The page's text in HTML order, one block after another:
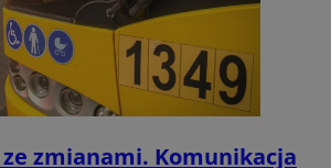
zmianami. Komunikacja